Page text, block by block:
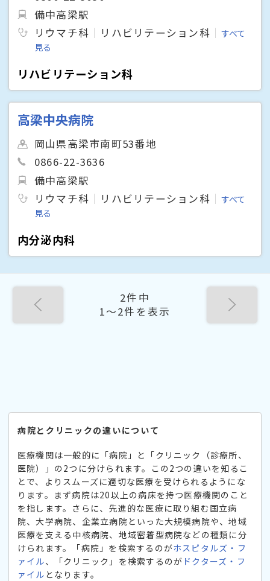
備中高梁駅
リウマチ科
リハビリテーション科
すべて
見る
リハビリテーション科
高梁中央病院
岡山県高梁市南町53番地
0866-22-3636
備中高梁駅
リウマチ科
リハビリテーション科
すべて
見る
内分泌内科
2件中
1〜2件を表示
病院とクリニックの違いについて
医療機関は一般的に「病院」と「クリニック（診療所、
医院）」の2つに分けられます。この2つの違いを知るこ
とで、よりスムーズに適切な医療を受けられるようにな
ります。まず病院は20以上の病床を持つ医療機関のこと
を指します。さらに、先進的な医療に取り組む国立病
院、大学病院、企業立病院といった大規模病院や、地域
医療を支える中核病院、地域密着型病院などの種類に分
けられます。「病院」を検索するのがホスピタルズ・フ
ァイル、「クリニック」を検索するのが ドクターズ・フ
ァイル となります。